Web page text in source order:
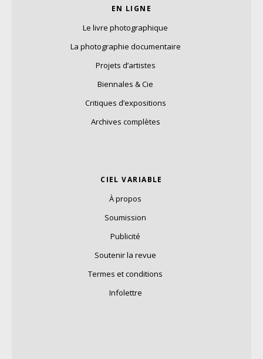
EN LIGNE
Le livre photographique
La photographie documentaire
Projets d’artistes
Biennales & Cie
Critiques d’expositions
Archives complètes
CIEL VARIABLE
À propos
Soumission
Publicité
Soutenir la revue
Termes et conditions
Infolettre